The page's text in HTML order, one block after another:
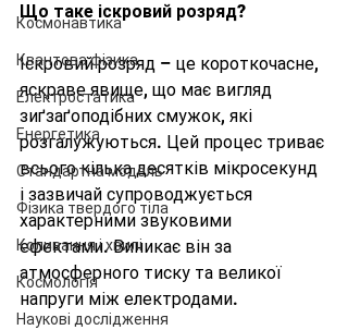
Космонавтика
Квантова фізика
Електростатика
Енергетика
Стандартна модель
Фізика твердого тіла
Коливання і хвилі
Космологія
Наукові дослідження
Що таке іскровий розряд?
Іскровий розряд – це короткочасне,
яскраве явище, що має вигляд
зиґзаґоподібних смужок, які
розгалужуються. Цей процес триває
всього кілька десятків мікросекунд
і зазвичай супроводжується
характерними звуковими
ефектами. Виникає він за
атмосферного тиску та великої
напруги між електродами.